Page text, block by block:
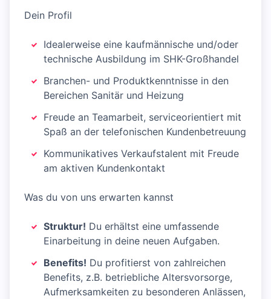
Dein Profil
Idealerweise eine kaufmännische und/oder
technische Ausbildung im SHK-Großhandel
Branchen- und Produktkenntnisse in den
Bereichen Sanitär und Heizung
Freude an Teamarbeit, serviceorientiert mit
Spaß an der telefonischen Kundenbetreuung
Kommunikatives Verkaufstalent mit Freude
am aktiven Kundenkontakt
Was du von uns erwarten kannst
Struktur! Du erhältst eine umfassende
Einarbeitung in deine neuen Aufgaben.
Benefits! Du profitierst von zahlreichen
Benefits, z.B. betriebliche Altersvorsorge,
Aufmerksamkeiten zu besonderen Anlässen,